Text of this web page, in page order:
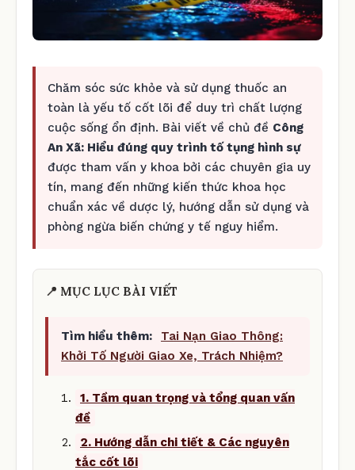
Chăm sóc sức khỏe và sử dụng thuốc an
toàn là yếu tố cốt lõi để duy trì chất lượng
cuộc sống ổn định. Bài viết về chủ đề Công
An Xã: Hiểu đúng quy trình tố tụng hình sự
được tham vấn y khoa bởi các chuyên gia uy
tín, mang đến những kiến thức khoa học
chuẩn xác về dược lý, hướng dẫn sử dụng và
phòng ngừa biến chứng y tế nguy hiểm.
📍 MỤC LỤC BÀI VIẾT
Tìm hiểu thêm:
Tai Nạn Giao Thông:
Khởi Tố Người Giao Xe, Trách Nhiệm?
1. Tầm quan trọng và tổng quan vấn
đề
2. Hướng dẫn chi tiết & Các nguyên
tắc cốt lõi